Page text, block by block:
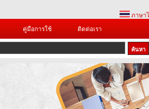
ภาษา
คู่มือการใช้ ติดต่อเรา